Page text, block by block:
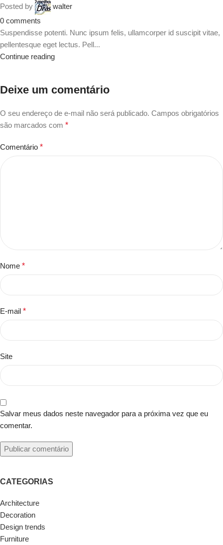
Posted by
walter
0 comments
Suspendisse potenti. Nunc ipsum felis, ullamcorper id suscipit vitae,
pellentesque eget lectus. Pell...
Continue reading
Deixe um comentário
O seu endereço de e-mail não será publicado. Campos obrigatórios
são marcados com *
Comentário *
Nome *
E-mail *
Site
Salvar meus dados neste navegador para a próxima vez que eu
comentar.
CATEGORIAS
Architecture
Decoration
Design trends
Furniture